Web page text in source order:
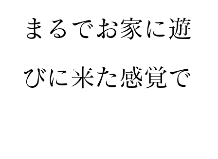
まるでお家に遊
びに来た感覚で